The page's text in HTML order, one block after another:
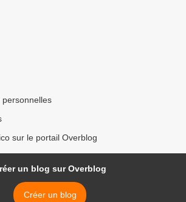
sur le portail Overblog
un blog sur Overblog
Créer un blog